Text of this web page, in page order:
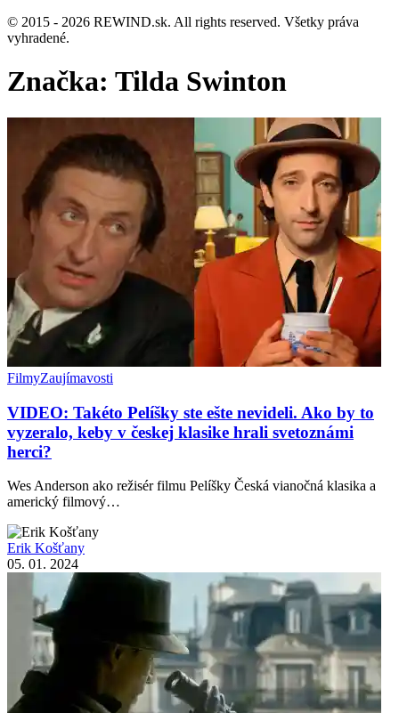
© 2015 - 2026 REWIND.sk. All rights reserved. Všetky práva
vyhradené.
Značka: Tilda Swinton
FilmyZaujímavosti
VIDEO: Takéto Pelíšky ste ešte nevideli. Ako by to
vyzeralo, keby v českej klasike hrali svetoznámi
herci?
Wes Anderson ako režisér filmu Pelíšky Česká vianočná klasika a
americký filmový…
Erik Košťany
05. 01. 2024